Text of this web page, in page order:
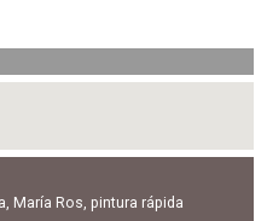
, María Ros, pintura rápida